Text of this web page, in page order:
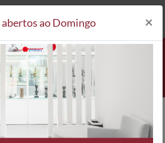
Postos de Colheita
mays) (f8) | 642
ao Domingo ×